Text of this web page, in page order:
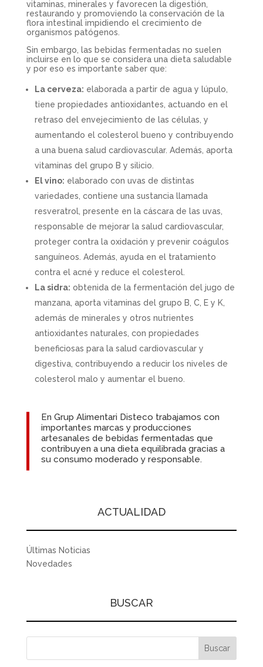
vitaminas, minerales y favorecen la digestión,
restaurando y promoviendo la conservación de la
flora intestinal impidiendo el crecimiento de
organismos patógenos.
Sin embargo, las bebidas fermentadas no suelen
incluirse en lo que se considera una dieta saludable
y por eso es importante saber que:
La cerveza: elaborada a partir de agua y lúpulo,
tiene propiedades antioxidantes, actuando en el
retraso del envejecimiento de las células, y
aumentando el colesterol bueno y contribuyendo
a una buena salud cardiovascular. Además, aporta
vitaminas del grupo B y silicio.
El vino: elaborado con uvas de distintas
variedades, contiene una sustancia llamada
resveratrol, presente en la cáscara de las uvas,
responsable de mejorar la salud cardiovascular,
proteger contra la oxidación y prevenir coágulos
sanguíneos. Además, ayuda en el tratamiento
contra el acné y reduce el colesterol.
La sidra: obtenida de la fermentación del jugo de
manzana, aporta vitaminas del grupo B, C, E y K,
además de minerales y otros nutrientes
antioxidantes naturales, con propiedades
beneficiosas para la salud cardiovascular y
digestiva, contribuyendo a reducir los niveles de
colesterol malo y aumentar el bueno.
En Grup Alimentari Disteco trabajamos con
importantes marcas y producciones
artesanales de bebidas fermentadas que
contribuyen a una dieta equilibrada gracias a
su consumo moderado y responsable.
ACTUALIDAD
Últimas Noticias
Novedades
BUSCAR